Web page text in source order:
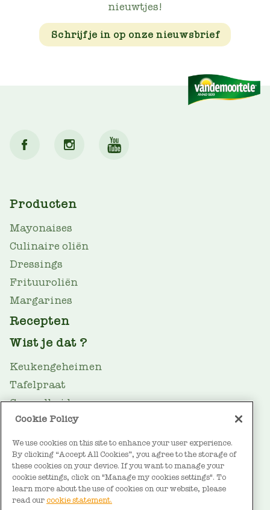
nieuwtjes!
Schrijf je in op onze nieuwsbrief
MAIN
NAV
Producten
Mayonaises
Culinaire oliën
Dressings
Frituuroliën
Margarines
Recepten
Wist je dat ?
Keukengeheimen
Tafelpraat
Gezondheid
Oliegids
Duurzaamheid
FOOTER
Over Vandemoortele
Contact
Cookie Policy
We use cookies on this site to enhance your user experience.
By clicking “Accept All Cookies”, you agree to the storage of
these cookies on your device. If you want to manage your
cookie settings, click on "Manage my cookies settings". To
learn more about the use of cookies on our website, please
read our cookie statement.